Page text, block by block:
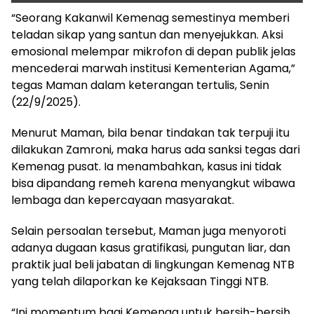
“Seorang Kakanwil Kemenag semestinya memberi
teladan sikap yang santun dan menyejukkan. Aksi
emosional melempar mikrofon di depan publik jelas
mencederai marwah institusi Kementerian Agama,”
tegas Maman dalam keterangan tertulis, Senin
(22/9/2025).
Menurut Maman, bila benar tindakan tak terpuji itu
dilakukan Zamroni, maka harus ada sanksi tegas dari
Kemenag pusat. Ia menambahkan, kasus ini tidak
bisa dipandang remeh karena menyangkut wibawa
lembaga dan kepercayaan masyarakat.
Selain persoalan tersebut, Maman juga menyoroti
adanya dugaan kasus gratifikasi, pungutan liar, dan
praktik jual beli jabatan di lingkungan Kemenag NTB
yang telah dilaporkan ke Kejaksaan Tinggi NTB.